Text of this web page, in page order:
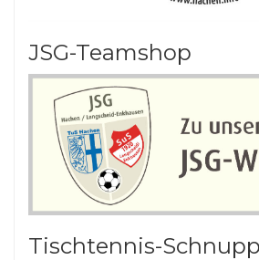
JSG-Teamshop
Tischtennis-